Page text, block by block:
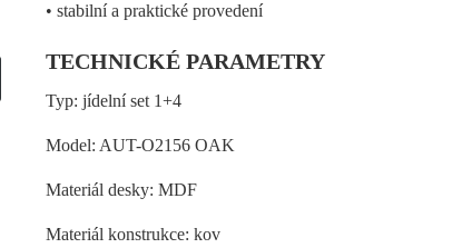
• stabilní a praktické provedení
TECHNICKÉ PARAMETRY
Typ: jídelní set 1+4
Model: AUT-O2156 OAK
Materiál desky: MDF
Materiál konstrukce: kov